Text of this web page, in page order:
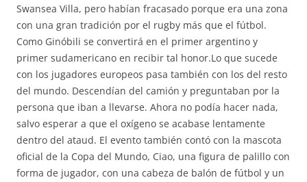
Swansea Villa, pero habían fracasado porque era una zona
con una gran tradición por el rugby más que el fútbol.
Como Ginóbili se convertirá en el primer argentino y
primer sudamericano en recibir tal honor.Lo que sucede
con los jugadores europeos pasa también con los del resto
del mundo. Descendían del camión y preguntaban por la
persona que iban a llevarse. Ahora no podía hacer nada,
salvo esperar a que el oxígeno se acabase lentamente
dentro del ataud. El evento también contó con la mascota
oficial de la Copa del Mundo, Ciao, una figura de palillo con
forma de jugador, con una cabeza de balón de fútbol y un